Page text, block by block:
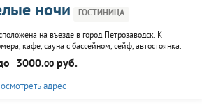
ночи ГОСТИНИЦА
на въезде в город Петрозаводск. К
кафе, сауна с бассейном, сейф, автостоянка.
гостям информационные услуги, вызовет
3000.00 руб.
адрес